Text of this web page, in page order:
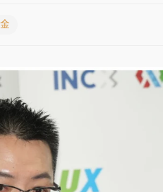
遭駁 理由曝光
羈押庭
降雨熱區曝